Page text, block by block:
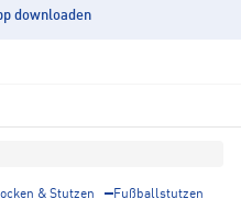
downloaden
& Stutzen Fußballstutzen